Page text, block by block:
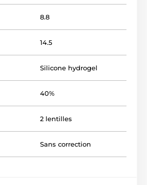
8.8
14.5
Silicone hydrogel
40%
2 lentilles
Sans correction